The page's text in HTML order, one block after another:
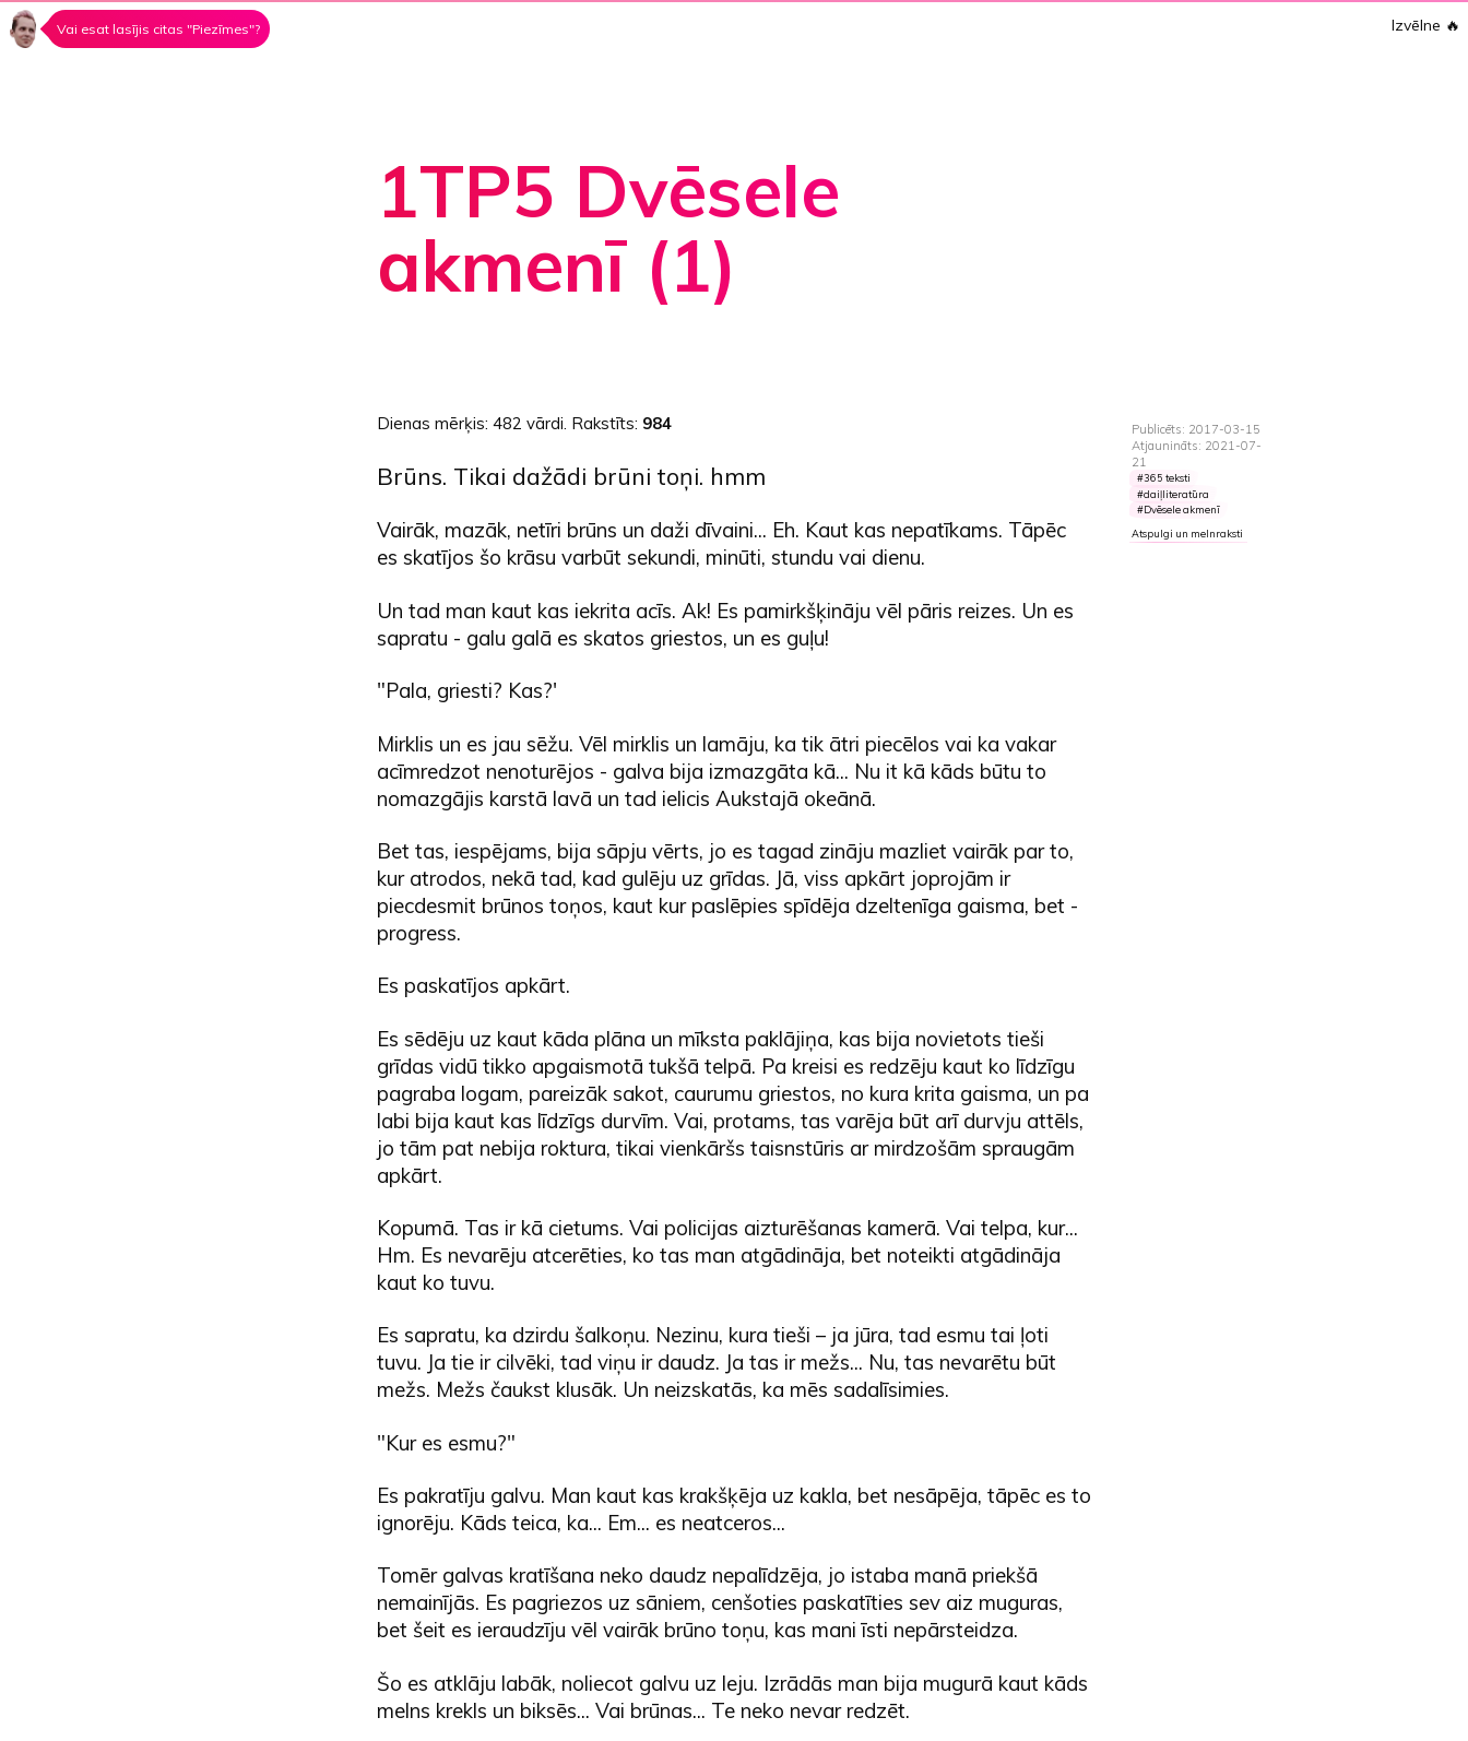
Vai esat lasījis citas "Piezīmes"? Izvēlne 🔥
1TP5 Dvēsele
akmenī (1)
Publicēts: 2017-03-15
Atjaunināts: 2021-07-
21
365 teksti
daiļliteratūra
Dvēsele akmenī
Atspulgi un melnraksti
Dienas mērķis: 482 vārdi . Rakstīts: 984
Brūns. Tikai dažādi brūni toņi. hmm
Vairāk, mazāk, netīri brūns un daži dīvaini... Eh. Kaut kas nepatīkams. Tāpēc
es skatījos šo krāsu varbūt sekundi, minūti, stundu vai dienu.
Un tad man kaut kas iekrita acīs. Ak! Es pamirkšķināju vēl pāris reizes. Un es
sapratu - galu galā es skatos griestos, un es guļu!
"Pala, griesti? Kas?'
Mirklis un es jau sēžu. Vēl mirklis un lamāju, ka tik ātri piecēlos vai ka vakar
acīmredzot nenoturējos - galva bija izmazgāta kā... Nu it kā kāds būtu to
nomazgājis karstā lavā un tad ielicis Aukstajā okeānā.
Bet tas, iespējams, bija sāpju vērts, jo es tagad zināju mazliet vairāk par to,
kur atrodos, nekā tad, kad gulēju uz grīdas. Jā, viss apkārt joprojām ir
piecdesmit brūnos toņos, kaut kur paslēpies spīdēja dzeltenīga gaisma, bet -
progress.
Es paskatījos apkārt.
Es sēdēju uz kaut kāda plāna un mīksta paklājiņa, kas bija novietots tieši
grīdas vidū tikko apgaismotā tukšā telpā. Pa kreisi es redzēju kaut ko līdzīgu
pagraba logam, pareizāk sakot, caurumu griestos, no kura krita gaisma, un pa
labi bija kaut kas līdzīgs durvīm. Vai, protams, tas varēja būt arī durvju attēls,
jo tām pat nebija roktura, tikai vienkāršs taisnstūris ar mirdzošām spraugām
apkārt.
Kopumā. Tas ir kā cietums. Vai policijas aizturēšanas kamerā. Vai telpa, kur...
Hm. Es nevarēju atcerēties, ko tas man atgādināja, bet noteikti atgādināja
kaut ko tuvu.
Es sapratu, ka dzirdu šalkoņu. Nezinu, kura tieši – ja jūra, tad esmu tai ļoti
tuvu. Ja tie ir cilvēki, tad viņu ir daudz. Ja tas ir mežs... Nu, tas nevarētu būt
mežs. Mežs čaukst klusāk. Un neizskatās, ka mēs sadalīsimies.
"Kur es esmu?"
Es pakratīju galvu. Man kaut kas krakšķēja uz kakla, bet nesāpēja, tāpēc es to
ignorēju. Kāds teica, ka... Em... es neatceros...
Tomēr galvas kratīšana neko daudz nepalīdzēja, jo istaba manā priekšā
nemainījās. Es pagriezos uz sāniem, cenšoties paskatīties sev aiz muguras,
bet šeit es ieraudzīju vēl vairāk brūno toņu, kas mani īsti nepārsteidza.
Šo es atklāju labāk, noliecot galvu uz leju. Izrādās man bija mugurā kaut kāds
melns krekls un biksēs... Vai brūnas... Te neko nevar redzēt.